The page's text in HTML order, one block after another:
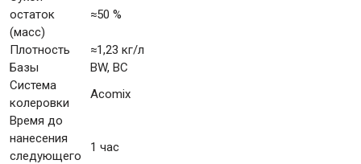
остаток
(масс)
≈50 %
Плотность
≈1,23 кг/л
Базы
BW, BC
Система
колеровки
Acomix
Время до
нанесения
следующего
1 час